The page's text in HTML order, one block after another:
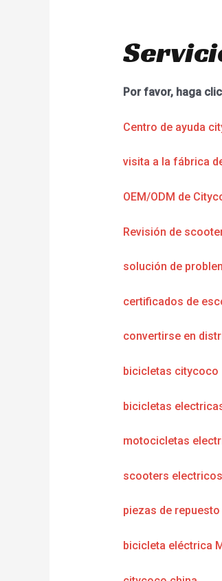
Por favor, haga
Centro de ayuda
visita a la fábrica
OEM/ODM de
Revisión de
solución de
certificados de
convertirse en
bicicletas citycoco
bicicletas
motocicletas
scooters electricos
piezas de repuesto
bicicleta eléctrica